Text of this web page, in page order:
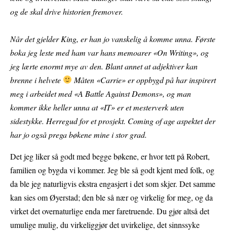
og de skal drive historien fremover.
Når det gjelder King, er han jo vanskelig å komme unna. Første
boka jeg leste med ham var hans memoarer «On Writing», og
jeg lærte enormt mye av den. Blant annet at adjektiver kan
brenne i helvete
Måten «Carrie» er oppbygd på har inspirert
meg i arbeidet med «A Battle Against Demons», og man
kommer ikke heller unna at «IT» er et mesterverk uten
sidestykke. Herregud for et prosjekt. Coming of age aspektet der
har jo også prega bøkene mine i stor grad.
Det jeg liker så godt med begge bøkene, er hvor tett på Robert,
familien og bygda vi kommer. Jeg ble så godt kjent med folk, og
da ble jeg naturligvis ekstra engasjert i det som skjer. Det samme
kan sies om Øyerstad; den ble så nær og virkelig for meg, og da
virket det overnaturlige enda mer faretruende. Du gjør altså det
umulige mulig, du virkeliggjør det uvirkelige, det sinnssyke